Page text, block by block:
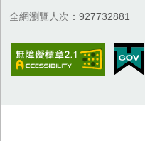
全網瀏覽人次 927732881